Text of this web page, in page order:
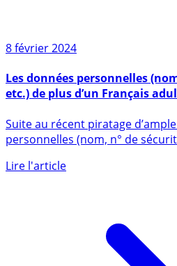
8 février 2024
etc.) de plus d’un Français
piratées, la vigilance s’impose !
personnelles (nom, n° de